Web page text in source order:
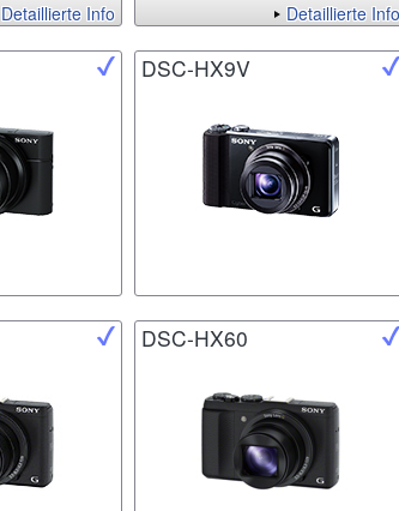
Detaillierte Info Detaillierte Info
DSC-HX9V
DSC-HX60